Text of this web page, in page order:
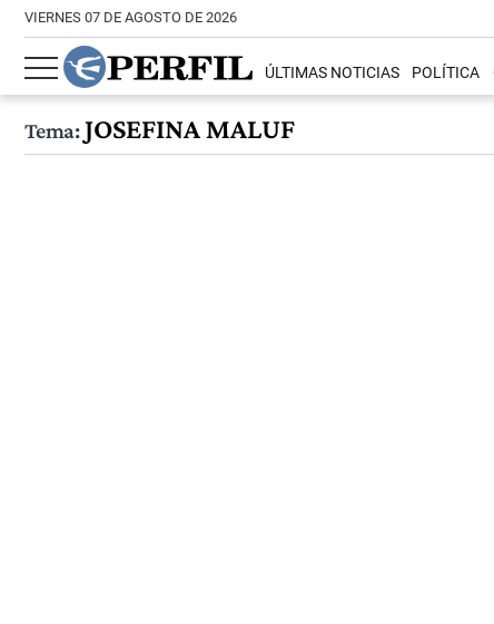
VIERNES 07 DE AGOSTO DE 2026
ÚLTIMAS NOTICIAS POLÍTICA
Tema:JOSEFINA MALUF